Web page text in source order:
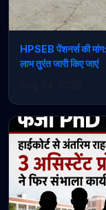
HPSEB पेंशनर्स की
लाभ तुरंत जारी किए जाएं